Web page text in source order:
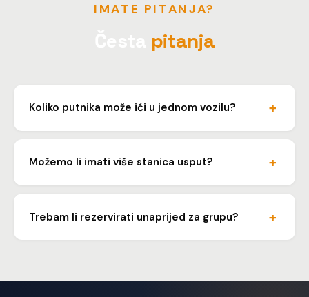
IMATE PITANJA?
pitanja
Koliko putnika može ići u jednom vozilu?
U kombiju može putovati do 8 putnika s prtljagom. Za
veće grupe organiziramo dva vozila.
Možemo li imati više stanica usput?
Da, možemo pokupiti putnike na više adresa. Javite
nam lokacije unaprijed pa ćemo organizirati optimalan
Trebam li rezervirati unaprijed za grupu?